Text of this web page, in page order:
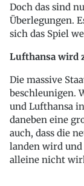
Doch das sind
Überlegungen.
sich das Spiel
Lufthansa wird
Die massive
beschleunigen.
und Lufthansa
daneben eine
auch, dass die
landen wird und
alleine nicht